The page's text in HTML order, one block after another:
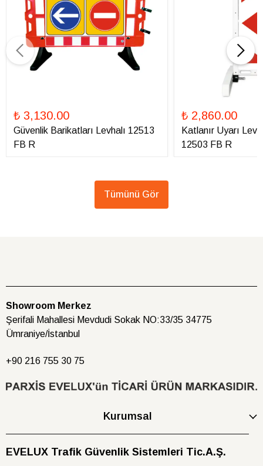
₺ 3,130.00
Güvenlik Barikatları Levhalı 12513
FB R
₺ 2,860.00
Katlanır Uyarı
12503 FB R
Tümünü Gör
Showroom Merkez
Şerifali Mahallesi Mevdudi Sokak NO:33/35 34775
Ümraniye/İstanbul
+90 216 755 30 75
Kurumsal
EVELUX Trafik Güvenlik Sistemleri Tic.A.Ş.